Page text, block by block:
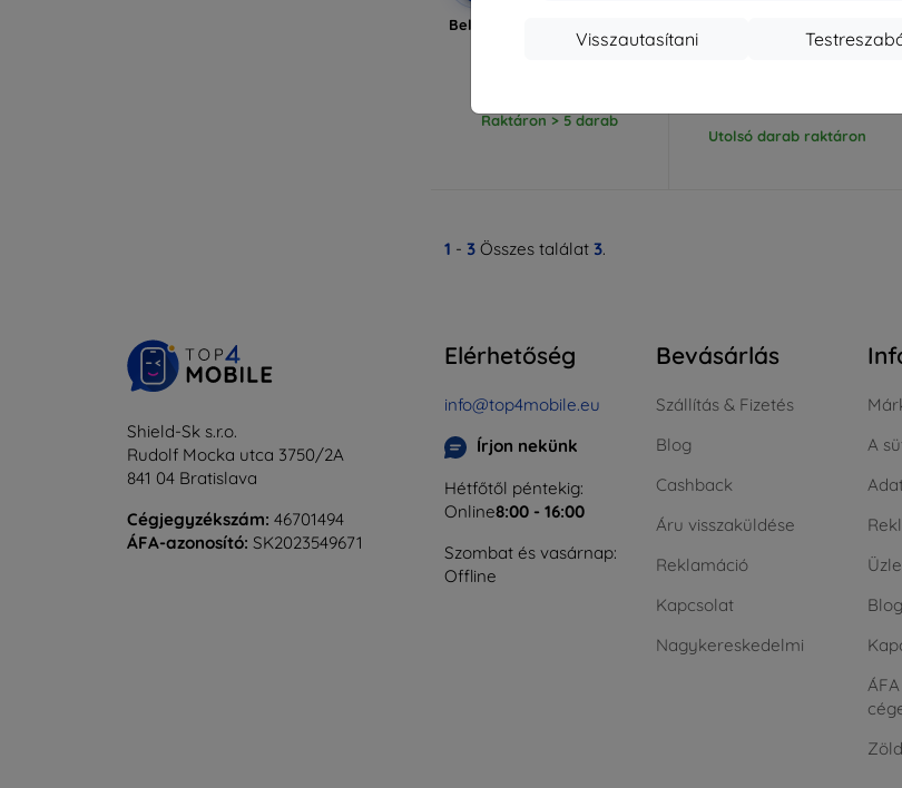
Visszautasítani
Beline átlátszó tok Motorola
MOTO E30/E40 1mm
Raktáron > 5 darab
Moto E40 piros
Utolsó darab raktáron
1 - 3 Összes találat 3.
Shield-Sk s.r.o.
Rudolf Mocka utca 3750/2A
841 04 Bratislava
Cégjegyzékszám: 46701494
ÁFA-azonosító: SK2023549671
Elérhetőség
info@top4mobile.eu
Írjon nekünk
Hétfőtől péntekig:
Online8:00 - 16:00
Szombat és vasárnap:
Offline
Bevásárlás
Szállítás & Fizetés
Blog
Cashback
Áru visszaküldése
Reklamáció
Kapcsolat
Nagykereskedelmi
A
Blog